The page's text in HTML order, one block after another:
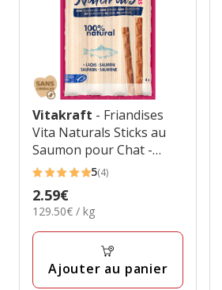
Vitakraft - Friandises
Vita Naturals Sticks au
Saumon pour Chat -
4x5g
5
étoiles
avec
4
5(4)
Prix
2.59€
2.59€
129.50€
Kg
129.50€ / kg
Ajouter au panier